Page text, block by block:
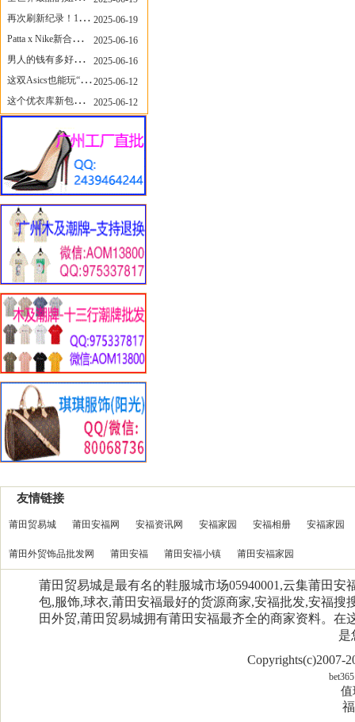
再次刷新纪录！14只 LABUBU 共拍出240万元
2025-06-19
Patta x Nike新合作提前泄露，这次的服饰周边也有亮点？
2025-06-16
男人的钱有多好赚？四个大学生创业卖短裤，年销8个亿！
2025-06-16
这双Asics也能玩“牛仔感”？TOGA联名即将登场！
2025-06-12
这个优衣库新包，能火起来吗？
2025-06-12
友情链接
莆田贸易城 莆田安福网 安福资讯网 安福家园 安福相册 安福家园
莆田外贸饰品批发网 莆田安福 莆田安福小镇 莆田安福家园
莆田贸易城是最有名的鞋服城市场05940001,云集莆田
包,服饰,球衣,莆田安福最好的货源商家,安福批发,安福
田外贸,莆田贸易城拥有莆田安福最齐全的商家资料。
是
Copyrights(c)2007-
bet365
值